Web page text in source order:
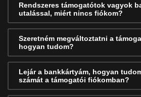
Rendszeres támogatótok vagyok
utalással, miért nincs fiókom?
Szeretném megváltoztatni a
hogyan tudom?
Lejár a bankkártyám, hogyan
számát a támogatói fiókomban?